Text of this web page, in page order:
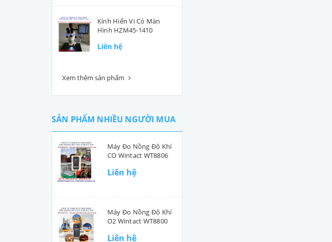
Kính Hiển Vi Có Màn
Hình HZM45-1410
Liên hệ
Xem thêm sản phẩm
SẢN PHẨM NHIỀU NGƯỜI MUA
Máy Đo Nồng Độ Khí
CO Wintact WT8806
Liên hệ
Máy Đo Nồng Độ Khí
O2 Wintact WT8800
Liên hệ